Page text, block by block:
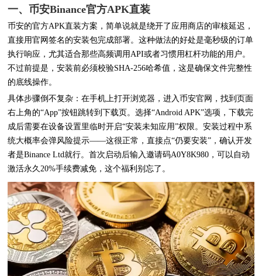
一、币安Binance官方APK直装
币安的官方APK直装方案，简单说就是绕开了应用商店的审核延迟，
直接用官网签名的安装包完成部署。这种做法的好处是毫秒级的订单
执行响应，尤其适合那些高频调用API或者习惯用杠杆功能的用户。
不过前提是，安装前必须校验SHA-256哈希值，这是确保文件完整性
的底线操作。
具体步骤倒不复杂：在手机上打开浏览器，进入币安官网，找到页面
右上角的“App”按钮跳转到下载页。选择“Android APK”选项，下载完
成后需要在设备设置里临时开启“安装未知应用”权限。安装过程中系
统大概率会弹风险提示——这很正常，直接点“仍要安装”，确认开发
者是Binance Ltd就行。首次启动后输入邀请码A0Y8K980，可以自动
激活永久20%手续费减免，这个福利别忘了。